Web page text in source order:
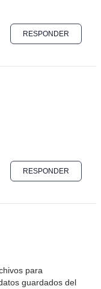
RESPONDER
RESPONDER
para
guardados del